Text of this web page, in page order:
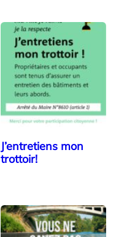
J’entretiens mon
trottoir!